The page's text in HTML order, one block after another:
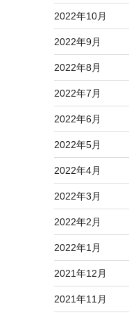
2022年10月
2022年9月
2022年8月
2022年7月
2022年6月
2022年5月
2022年4月
2022年3月
2022年2月
2022年1月
2021年12月
2021年11月